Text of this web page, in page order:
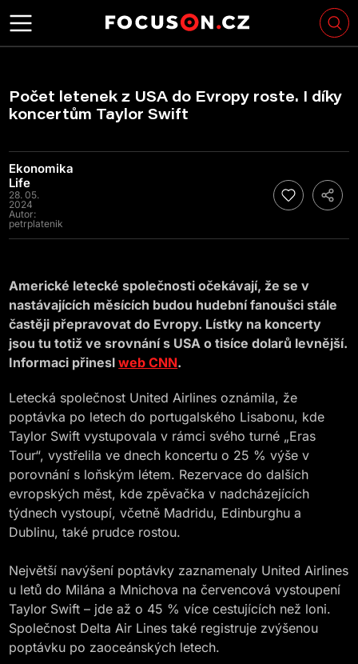
Počet letenek z USA do Evropy roste. I díky
koncertům Taylor Swift
Ekonomika
Life
28. 05.
2024
Autor:
petrplatenik
Americké letecké společnosti očekávají, že se v
nastávajících měsících budou hudební fanoušci stále
častěji přepravovat do Evropy. Lístky na koncerty
jsou tu totiž ve srovnání s USA o tisíce dolarů levnější.
Informaci přineslweb CNN.
Letecká společnost United Airlines oznámila, že
poptávka po letech do portugalského Lisabonu, kde
Taylor Swift vystupovala v rámci svého turné „Eras
Tour“, vystřelila ve dnech koncertu o 25 % výše v
porovnání s loňským létem. Rezervace do dalších
evropských měst, kde zpěvačka v nadcházejících
týdnech vystoupí, včetně Madridu, Edinburghu a
Dublinu, také prudce rostou.
Největší navýšení poptávky zaznamenaly United Airlines
u letů do Milána a Mnichova na červencová vystoupení
Taylor Swift – jde až o 45 % více cestujících než loni.
Společnost Delta Air Lines také registruje zvýšenou
poptávku po zaoceánských letech.